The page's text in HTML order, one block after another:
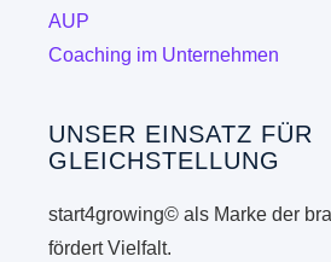
AUP
Coaching im Unternehmen
UNSER EINSATZ FÜR
GLEICHSTELLUNG
start4growing© als Marke der
fördert Vielfalt.